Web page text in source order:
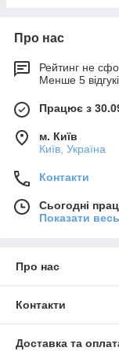
Про нас
Рейтинг не
Менше 5
Працює з
м. Київ
Київ, Україна
Контакти
Сьогодні
Показати
Про нас
Контакти
Доставка та